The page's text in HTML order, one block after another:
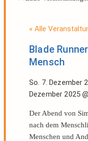
« Alle
Blade
Mensch
So. 7. Dezember
Dezember 2025
Der Abend von
nach dem
Menschen und